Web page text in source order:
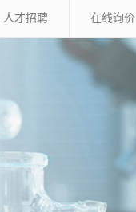
人才招聘 在线询价